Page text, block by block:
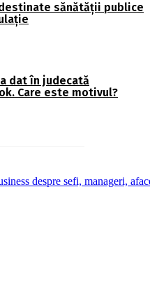
sănătății publice
dat în judecată
Care este motivul?